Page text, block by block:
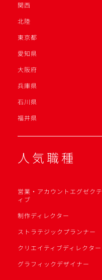
関西
北陸
東京都
愛知県
大阪府
兵庫県
石川県
福井県
人気職種
営業・アカウントエグゼクテ
ィブ
制作ディレクター
ストラテジックプランナー
クリエイティブディレクター
グラフィックデザイナー